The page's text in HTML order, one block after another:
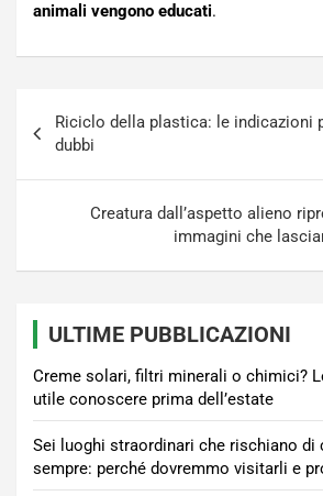
animali vengono educati.
articoli
Riciclo della plastica: le indicazioni
dubbi
Creatura dall’aspetto alieno
immagini che
ULTIME PUBBLICAZIONI
Creme solari, filtri minerali o chimici?
utile conoscere prima dell’estate
Sei luoghi straordinari che rischiano di
sempre: perché dovremmo visitarli e